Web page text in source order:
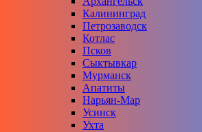
Калининград
Петрозаводск
Котлас
Псков
Сыктывкар
Мурманск
Апатиты
Нарьян-Мар
Усинск
Ухта